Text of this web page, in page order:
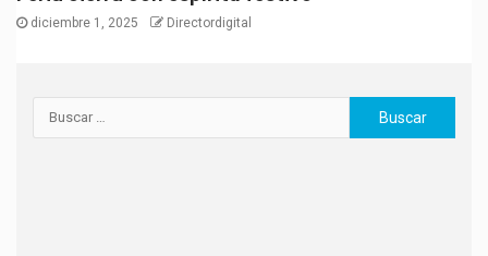
diciembre 1, 2025 Directordigital